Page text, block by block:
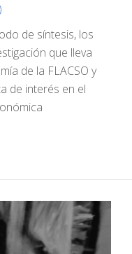
de síntesis, los
que lleva
de la FLACSO y
de interés en el